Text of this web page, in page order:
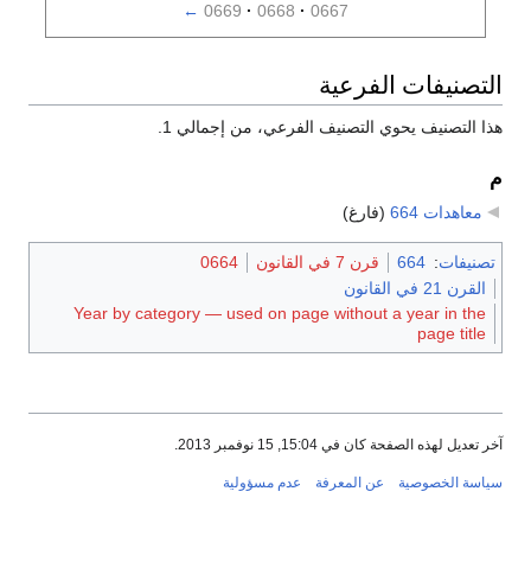
0667
0668
0669
←
التصنيفات الفرعية
هذا التصنيف يحوي التصنيف الفرعي، من إجمالي 1.
م
معاهدات 664 (فارغ)
تصنيفات:
664 قرن 7 في القانون
0664
القرن 21 في القانون
Year by category — used on page without a year in the
page title
آخر تعديل لهذه الصفحة كان في 15:04, 15 نوفمبر 2013.
سياسة الخصوصية عن المعرفة عدم مسؤولية